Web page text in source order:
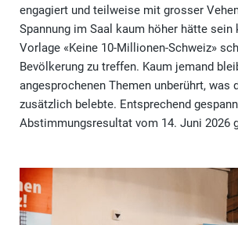
engagiert und teilweise mit grosser
Spannung im Saal kaum höher hätte sein
Vorlage «Keine 10-Millionen-Schweiz»
Bevölkerung zu treffen. Kaum jemand
angesprochenen Themen unberührt, was
zusätzlich belebte. Entsprechend
Abstimmungsresultat vom 14. Juni 2026